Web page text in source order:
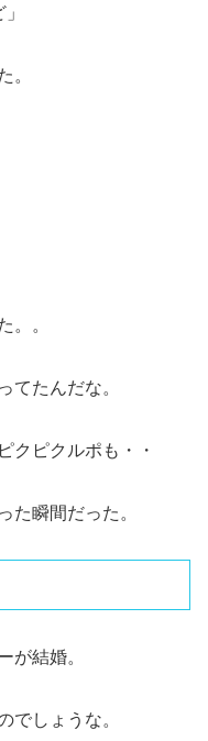
。
。。
てたんだな。
クピクルポも・・
た瞬間だった。
が結婚。
でしょうな。